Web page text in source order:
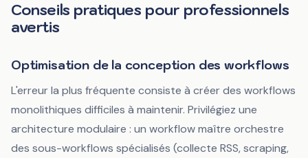
Conseils pratiques pour professionnels
avertis
Optimisation de la conception des workflows
L'erreur la plus fréquente consiste à créer des workflows
monolithiques difficiles à maintenir. Privilégiez une
architecture modulaire : un workflow maître orchestre
des sous-workflows spécialisés (collecte RSS, scraping,